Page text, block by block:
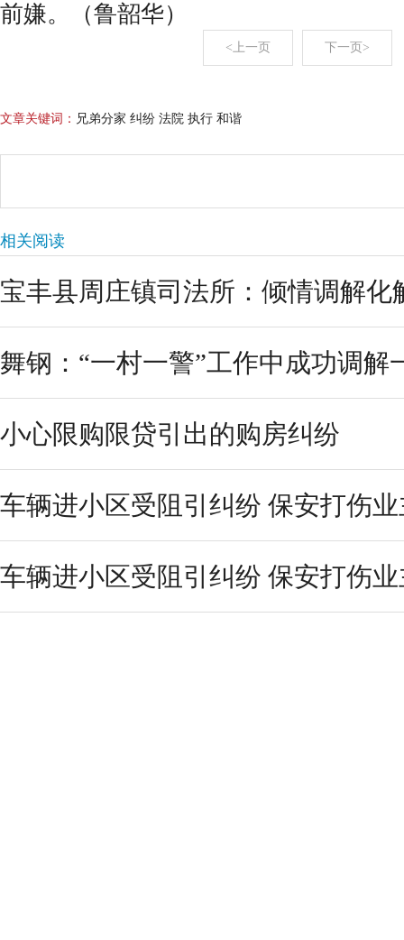
前嫌。（鲁韶华）
<上一页 下一页>
文章关键词： 兄弟分家 纠纷 法院 执行 和谐
相关阅读
宝丰县周庄镇司法所：倾情调解化
舞钢：“一村一警”工作中成功调解
小心限购限贷引出的购房纠纷
车辆进小区受阻引纠纷 保安打伤
车辆进小区受阻引纠纷 保安打伤